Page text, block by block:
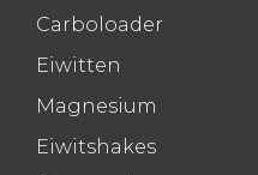
Carboloader
Eiwitten
Magnesium
Eiwitshakes